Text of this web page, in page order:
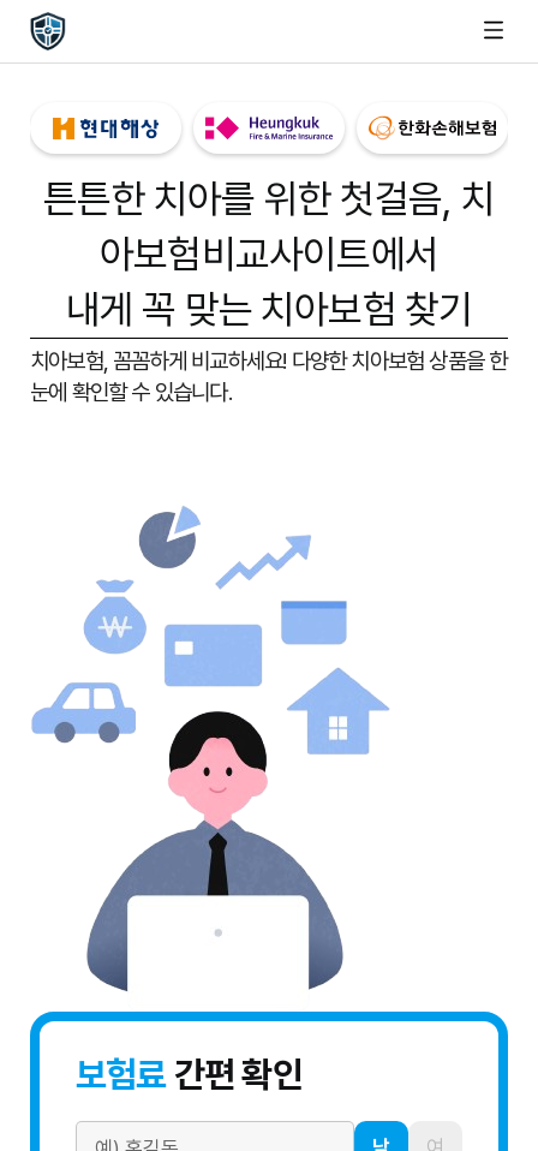
튼튼한 치아를 위한 첫걸음, 치
아보험비교사이트에서
내게 꼭 맞는 치아보험 찾기
치아보험, 꼼꼼하게 비교하세요! 다양한 치아보험 상품을 한
눈에 확인할 수 있습니다.
보험료간편 확인